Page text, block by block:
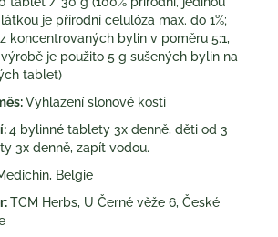
je přírodní celulóza max. do 1%;
koncentrovaných bylin v poměru 5:1,
je použito 5 g sušených bylin na
tablet)
Vyhlazení slonové kosti
4 bylinné tablety 3x denně, děti od 3
3x denně, zapít vodou.
Belgie
TCM Herbs, U Černé věže 6, České